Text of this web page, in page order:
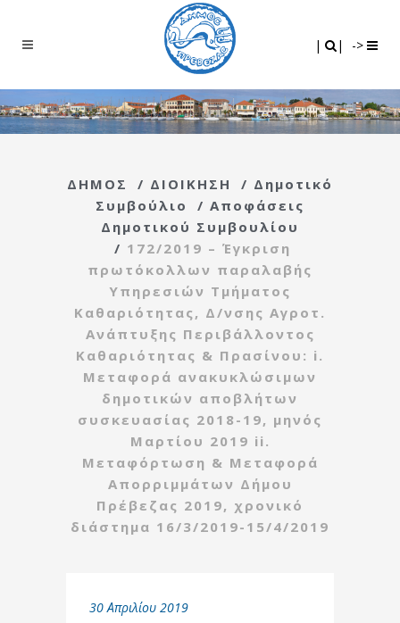
| | ->
ΔΗΜΟΣ / ΔΙΟΙΚΗΣΗ / Δημοτικό
Συμβούλιο
/ Αποφάσεις
Δημοτικού Συμβουλίου
/ 172/2019 – Έγκριση
πρωτόκολλων παραλαβής
Υπηρεσιών Τμήματος
Καθαριότητας, Δ/νσης Αγροτ.
Ανάπτυξης Περιβάλλοντος
Καθαριότητας & Πρασίνου: i.
Μεταφορά ανακυκλώσιμων
δημοτικών αποβλήτων
συσκευασίας 2018-19, μηνός
Μαρτίου 2019 ii.
Μεταφόρτωση & Μεταφορά
Απορριμμάτων Δήμου
Πρέβεζας 2019, χρονικό
διάστημα 16/3/2019-15/4/2019
30 Απριλίου 2019